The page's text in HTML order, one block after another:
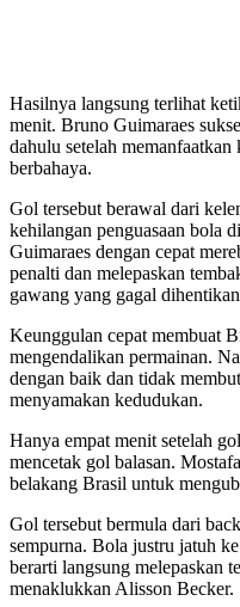
Hasilnya langsung terlihat
menit. Bruno Guimaraes
dahulu setelah
berbahaya.
Gol tersebut berawal dari
kehilangan penguasaan bola
Guimaraes dengan cepat
penalti dan melepaskan
gawang yang gagal
Keunggulan cepat membuat
mengendalikan permainan.
dengan baik dan tidak
menyamakan kedudukan.
Hanya empat menit setelah
mencetak gol balasan.
belakang Brasil untuk
Gol tersebut bermula dari
sempurna. Bola justru jatuh
berarti langsung melepaskan
menaklukkan Alisson Becker.